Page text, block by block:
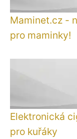
Maminet.cz -
pro maminky!
Elektronická
pro kuřáky